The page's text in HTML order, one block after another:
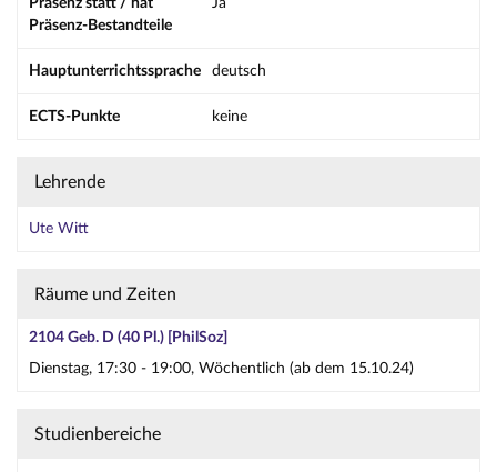
Präsenz statt / hat
Präsenz-Bestandteile
Ja
Hauptunterrichtssprache deutsch
ECTS-Punkte keine
Lehrende
Ute Witt
Räume und Zeiten
2104 Geb. D (40 Pl.) [PhilSoz]
Dienstag, 17:30 - 19:00, Wöchentlich (ab dem 15.10.24)
Studienbereiche